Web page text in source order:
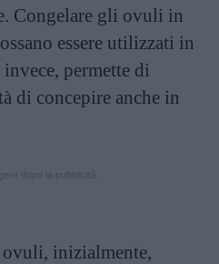
Congelare gli ovuli in
essere utilizzati in
permette di
di concepire anche in
inizialmente,